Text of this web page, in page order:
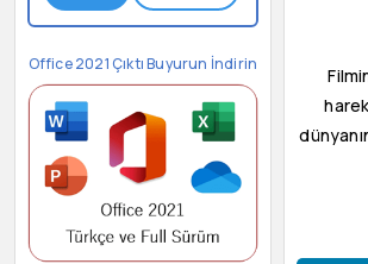
Office 2021 Çıktı Buyurun İndirin